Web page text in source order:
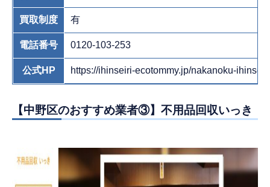
買取制度 有
電話番号 0120-103-253
公式HP https://ihinseiri-ecotommy.jp/nakanoku-
【中野区のおすすめ業者③】不用品回収いっき